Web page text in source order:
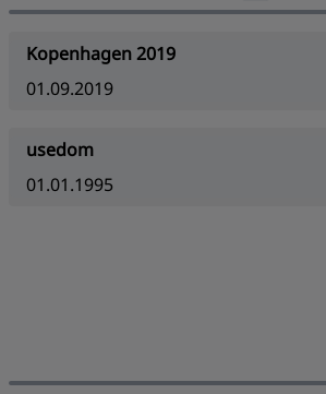
Kopenhagen 2019
01.09.2019
usedom
01.01.1995